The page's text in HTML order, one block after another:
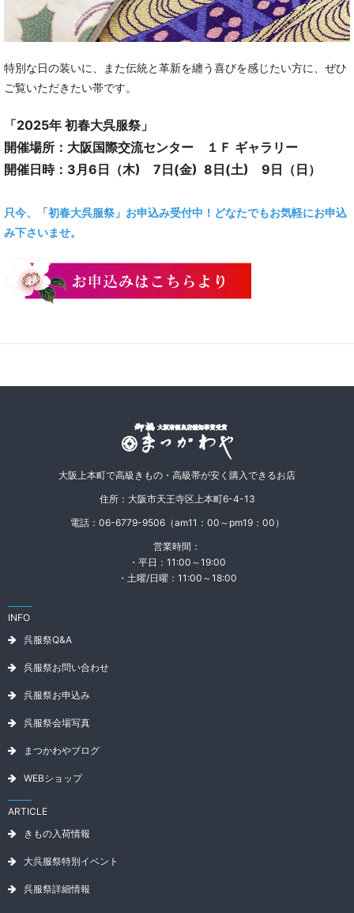
特別な日の装いに、また伝統と革新を纏う喜びを感じたい方に、ぜひ
ご覧いただきたい帯です。
「2025年 初春大呉服祭」
開催場所：大阪国際交流センター １Ｆ ギャラリー
開催日時：3月6日（木) 7日(金) 8日(土) 9日（日）
只今、「初春大呉服祭」お申込み受付中！どなたでもお気軽にお申込
み下さいませ。
大阪上本町で高級きもの・高級帯が安く購入できるお店
住所：大阪市天王寺区上本町6-4-13
電話：06-6779-9506（am11：00～pm19：00）
営業時間：
・平日：11:00～19:00
・土曜/日曜：11:00～18:00
INFO
呉服祭Q&A
呉服祭お問い合わせ
呉服祭お申込み
呉服祭会場写真
まつかわやブログ
WEBショップ
ARTICLE
きもの入荷情報
大呉服祭特別イベント
呉服祭詳細情報